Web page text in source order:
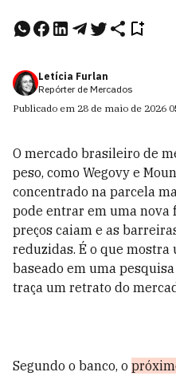
Letícia Furlan
Repórter de Mercados
Publicado em 28 de maio de 2026
O mercado brasileiro de
peso, como Wegovy e
concentrado na parcela
pode entrar em uma nova
preços caiam e as
reduzidas. É o que
baseado em uma
traça um retrato do
Segundo o banco, o